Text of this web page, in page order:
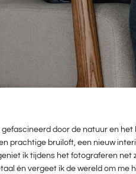
door de natuur en
prachtige bruiloft, een nieuw
ik tijdens het fotograferen net
én vergeet ik de wereld om me